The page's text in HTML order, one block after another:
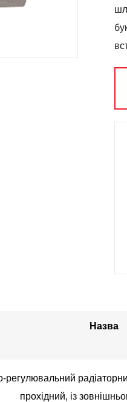
Назва
регулювальний
прохідний, із